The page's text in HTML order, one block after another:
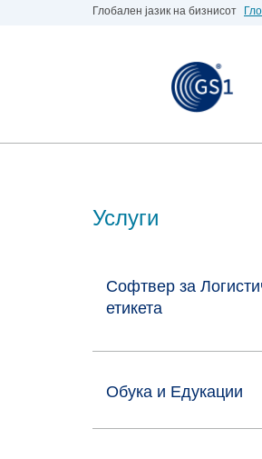
Глобален јазик на бизнисот
Услуги
Софтвер за
етикета
Обука и Едукации